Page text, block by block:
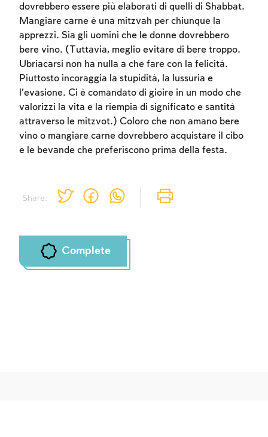
Share:
dovrebbero essere più elaborati di quelli di Shabbat.
Mangiare carne è una mitzvah per chiunque la
apprezzi. Sia gli uomini che le donne dovrebbero
bere vino. (Tuttavia, meglio evitare di bere troppo.
Ubriacarsi non ha nulla a che fare con la felicità.
Piuttosto incoraggia la stupidità, la lussuria e
l’evasione. Ci è comandato di gioire in un modo che
valorizzi la vita e la riempia di significato e santità
attraverso le mitzvot.) Coloro che non amano bere
vino o mangiare carne dovrebbero acquistare il cibo
e le bevande che preferiscono prima della festa.
Complete